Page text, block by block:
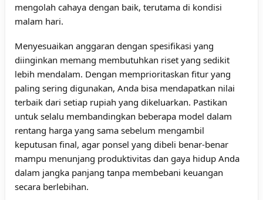
mengolah cahaya dengan baik, terutama di kondisi
malam hari.
Menyesuaikan anggaran dengan spesifikasi yang
diinginkan memang membutuhkan riset yang sedikit
lebih mendalam. Dengan memprioritaskan fitur yang
paling sering digunakan, Anda bisa mendapatkan nilai
terbaik dari setiap rupiah yang dikeluarkan. Pastikan
untuk selalu membandingkan beberapa model dalam
rentang harga yang sama sebelum mengambil
keputusan final, agar ponsel yang dibeli benar-benar
mampu menunjang produktivitas dan gaya hidup Anda
dalam jangka panjang tanpa membebani keuangan
secara berlebihan.